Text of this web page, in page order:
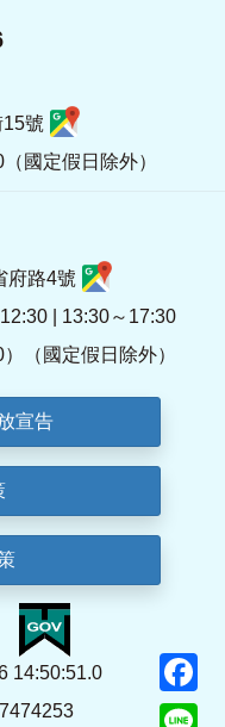
號
國定假日除外）
府路4號
| 13:30～17:30
（國定假日除外）
宣告
14:50:51.0